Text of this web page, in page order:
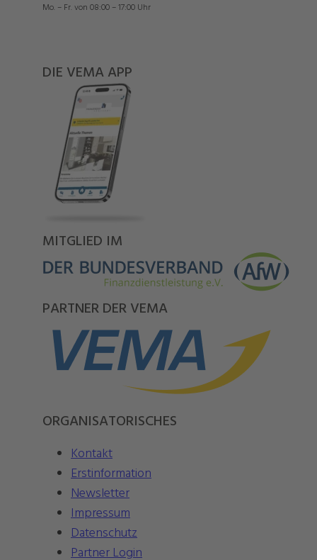
Mo. – Fr. von 08:00 – 17:00 Uhr
DIE VEMA APP
MITGLIED IM
PARTNER DER VEMA
ORGANISATORISCHES
Kontakt
Erstinformation
Newsletter
Impressum
Datenschutz
Partner Login